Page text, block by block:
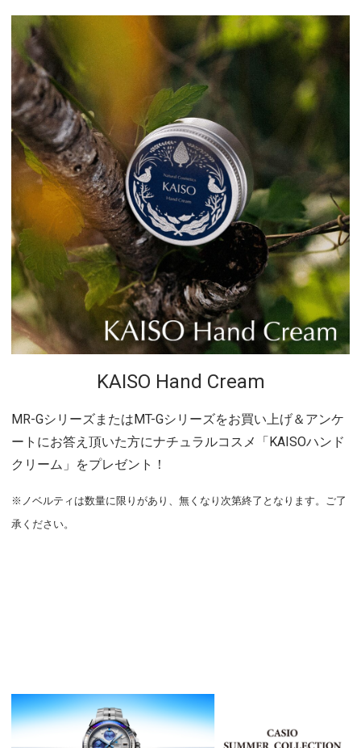
KAISO Hand Cream
MR-GシリーズまたはMT-Gシリーズをお買い上げ＆アンケ
ートにお答え頂いた方にナチュラルコスメ「KAISOハンド
クリーム」をプレゼント！
※ノベルティは数量に限りがあり、無くなり次第終了となります。ご了
承ください。